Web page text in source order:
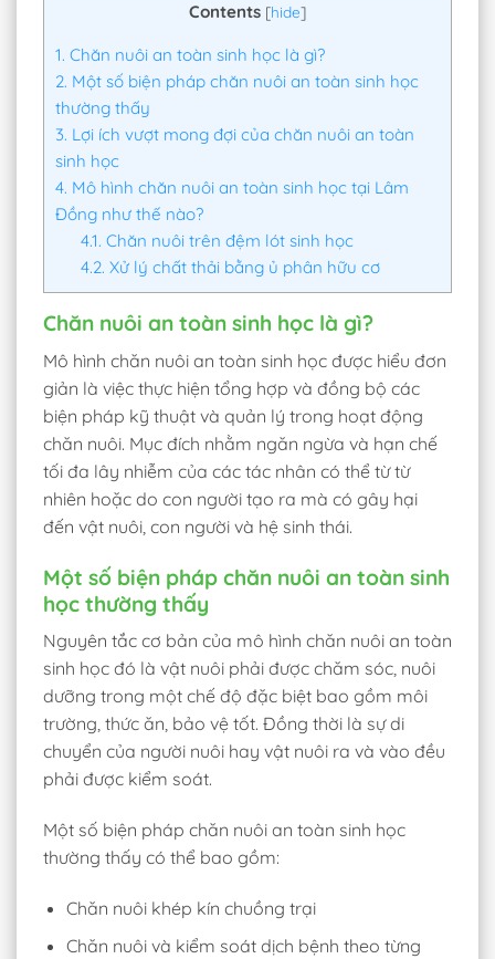
Contents [hide]
1. Chăn nuôi an toàn sinh học là gì?
2. Một số biện pháp chăn nuôi an toàn sinh học
thường thấy
3. Lợi ích vượt mong đợi của chăn nuôi an toàn
sinh học
4. Mô hình chăn nuôi an toàn sinh học tại Lâm
Đồng như thế nào?
4.1. Chăn nuôi trên đệm lót sinh học
4.2. Xử lý chất thải bằng ủ phân hữu cơ
Chăn nuôi an toàn sinh học là gì?
Mô hình chăn nuôi an toàn sinh học được hiểu đơn
giản là việc thực hiện tổng hợp và đồng bộ các
biện pháp kỹ thuật và quản lý trong hoạt động
chăn nuôi. Mục đích nhằm ngăn ngừa và hạn chế
tối đa lây nhiễm của các tác nhân có thể từ từ
nhiên hoặc do con người tạo ra mà có gây hại
đến vật nuôi, con người và hệ sinh thái.
Một số biện pháp chăn nuôi an toàn sinh
học thường thấy
Nguyên tắc cơ bản của mô hình chăn nuôi an toàn
sinh học đó là vật nuôi phải được chăm sóc, nuôi
dưỡng trong một chế độ đặc biệt bao gồm môi
trường, thức ăn, bảo vệ tốt. Đồng thời là sự di
chuyển của người nuôi hay vật nuôi ra và vào đều
phải được kiểm soát.
Một số biện pháp chăn nuôi an toàn sinh học
thường thấy có thể bao gồm:
Chăn nuôi khép kín chuồng trại
Chăn nuôi và kiểm soát dịch bệnh theo từng